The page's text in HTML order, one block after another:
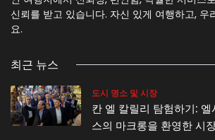
신뢰를 받고 있습니다. 자신 있게 여행하고, 우
요.
최근 뉴스
도시 명소 및 시장
칸 엘 칼릴리 탐험하기:
스의 마크롱을 환영한 시